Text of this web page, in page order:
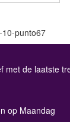
punto67
met de laatste
op Maandag